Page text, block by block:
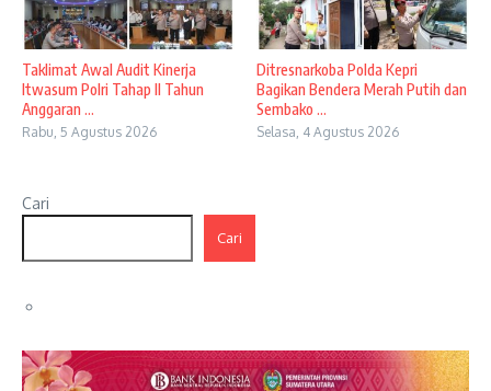
Taklimat Awal Audit Kinerja
Itwasum Polri Tahap II Tahun
Anggaran ...
Rabu, 5 Agustus 2026
Ditresnarkoba Polda Kepri
Bagikan Bendera Merah Putih dan
Sembako ...
Selasa, 4 Agustus 2026
Cari
Cari